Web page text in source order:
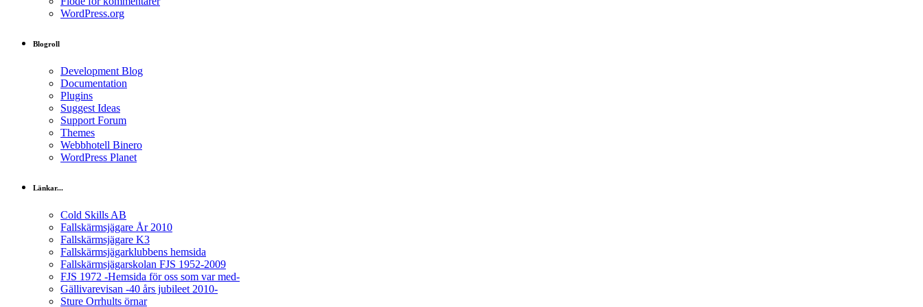
WordPress.org
Blogroll
Development Blog
Documentation
Plugins
Suggest Ideas
Support Forum
Themes
Webbhotell Binero
WordPress Planet
Länkar...
Cold Skills AB
Fallskärmsjägare År 2010
Fallskärmsjägare K3
Fallskärmsjägarklubbens hemsida
Fallskärmsjägarskolan FJS 1952-2009
FJS 1972 -Hemsida för oss som var med-
Gällivarevisan -40 års jubileet 2010-
Sture Orrhults örnar